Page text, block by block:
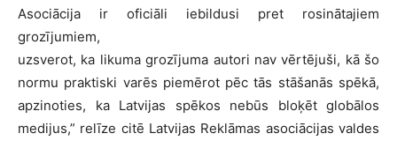
Asociācija ir oficiāli iebildusi pret rosinātajiem
grozījumiem,
uzsverot, ka likuma grozījuma autori nav vērtējuši, kā šo
normu praktiski varēs piemērot pēc tās stāšanās spēkā,
apzinoties, ka Latvijas spēkos nebūs bloķēt globālos
medijus,” relīze citē Latvijas Reklāmas asociācijas valdes